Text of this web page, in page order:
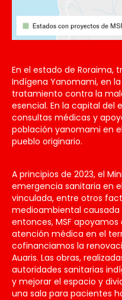
En el estado de Roraima,
Indígena Yanomami, en
tratamiento contra la
esencial. En la capital del
consultas médicas y
población yanomami en
pueblo originario.
A principios de 2023, el
emergencia sanitaria en
vinculada, entre otros
medioambiental causada
entonces, MSF
atención médica en el
cofinanciamos la
Auaris. Las obras,
autoridades sanitarias
y mejorar el espacio y
una sala para pacientes